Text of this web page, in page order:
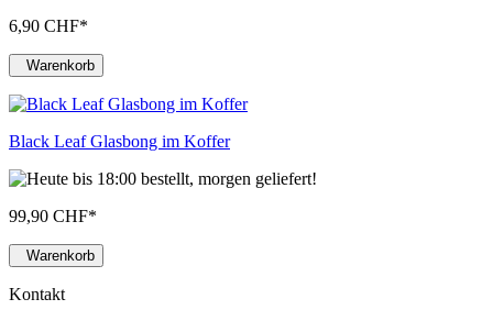
6,90 CHF*
Warenkorb
Black Leaf Glasbong im Koffer
99,90 CHF*
Warenkorb
Kontakt